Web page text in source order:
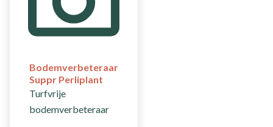
Bodemverbeteraar
Suppr Perliplant
Turfvrije
bodemverbeteraar